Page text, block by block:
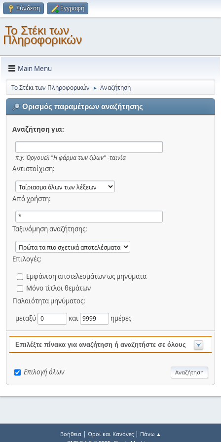
Σύνδεση Εγγραφή
Το Στέκι των
Πληροφορικών
Main Menu
Το Στέκι των Πληροφορικών ► Αναζήτηση
Ορισμός παραμέτρων αναζήτησης
Αναζήτηση για:
π.χ. Όργουελ "Η φάρμα των ζώων" -ταινία
Αντιστοίχιση:
Από χρήστη:
Ταξινόμηση αναζήτησης:
Επιλογές:
Εμφάνιση αποτελεσμάτων ως μηνύματα
Μόνο τίτλοι θεμάτων
Παλαιότητα μηνύματος:
μεταξύ
και ημέρες
Επιλέξτε πίνακα για αναζήτηση ή αναζητήστε σε όλους
Επιλογή όλων
Βοήθεια| Όροι και Κανόνες| Πάνω ▲